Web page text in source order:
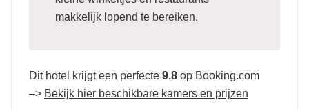
makkelijk lopend te bereiken.
Dit hotel krijgt een perfecte 9.8 op Booking.com
–> Bekijk hier beschikbare kamers en prijzen